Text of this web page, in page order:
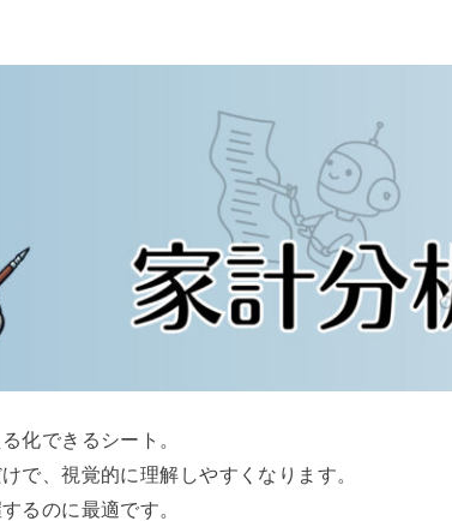
化できるシート。
で、視覚的に理解しやすくなります。
るのに最適です。